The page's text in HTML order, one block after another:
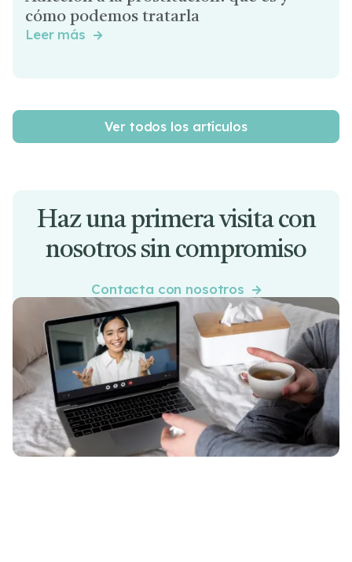
cómo podemos tratarla
Leer más

Ver todos los artículos
Haz una primera visita con
nosotros sin compromiso
Contacta con nosotros 